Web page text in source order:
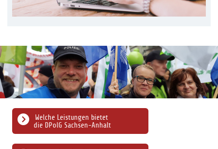
Welche Leistungen bietet
die DPolG Sachsen-Anhalt